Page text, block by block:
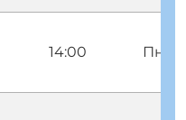
14:00 Пнд